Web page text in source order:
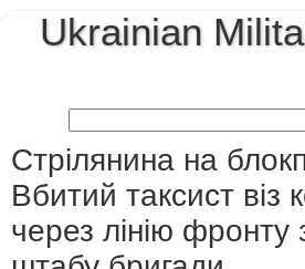
Ukrainian
Стрілянина на
Вбитий таксист віз
через лінію фронту